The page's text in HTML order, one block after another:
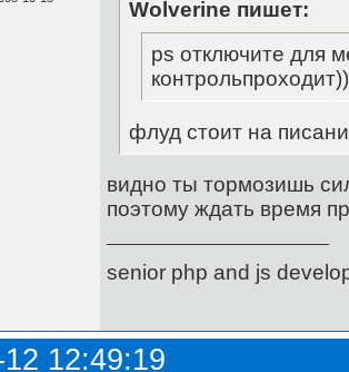
Wolverine пишет:
ps отключите для
контрольпроходит))
флуд стоит на
видно ты тормозишь
поэтому ждать время
senior php and js
12:49:19